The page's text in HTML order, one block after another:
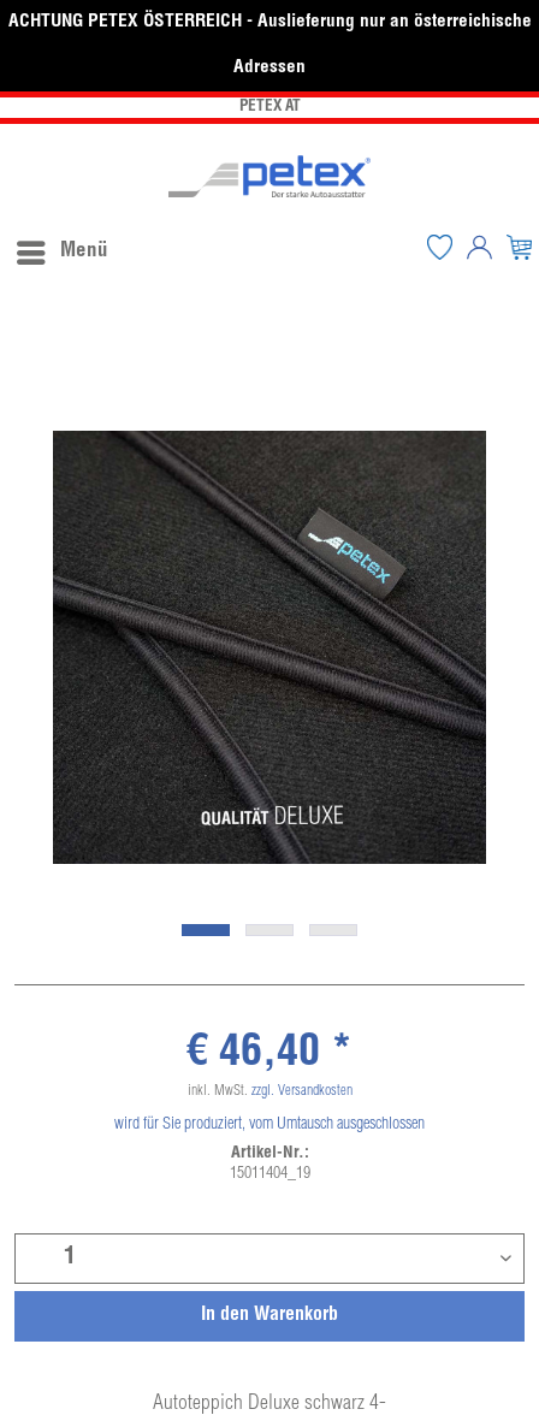
ACHTUNG PETEX ÖSTERREICH - Auslieferung nur an österreichische
Adressen
PETEX AT
Menü
Autoteppich Deluxe schwarz 4-
In den Warenkorb
€ 46,40 *
inkl. MwSt. zzgl. Versandkosten
wird für Sie produziert, vom Umtausch ausgeschlossen
Artikel-Nr.:
15011404_19